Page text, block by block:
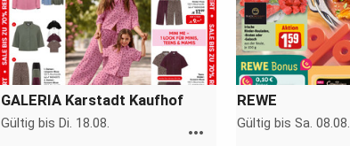
GALERIA Karstadt Kaufhof
Gültig bis Di. 18.08. more_horiz
REWE
Gültig bis Sa. 08.08.